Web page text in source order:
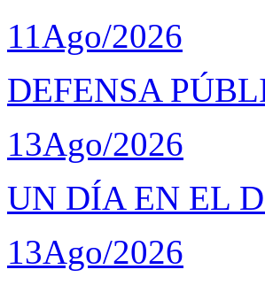
11Ago/2026
DEFENSA
13Ago/2026
UN DÍA EN EL
13Ago/2026